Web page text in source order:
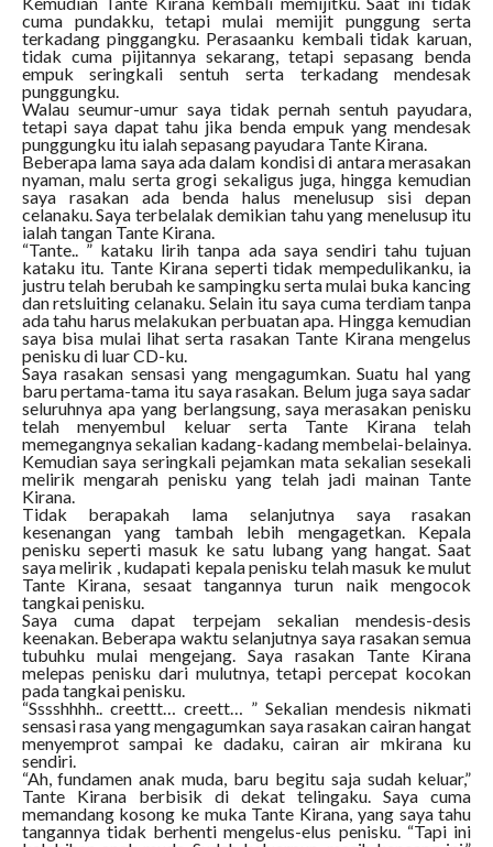
cuma pundakku, tetapi mulai memijit punggung serta
terkadang pinggangku. Perasaanku kembali tidak karuan,
tidak cuma pijitannya sekarang, tetapi sepasang benda
empuk seringkali sentuh serta terkadang mendesak
punggungku.
Walau seumur-umur saya tidak pernah sentuh payudara,
tetapi saya dapat tahu jika benda empuk yang mendesak
punggungku itu ialah sepasang payudara Tante Kirana.
Beberapa lama saya ada dalam kondisi di antara merasakan
nyaman, malu serta grogi sekaligus juga, hingga kemudian
saya rasakan ada benda halus menelusup sisi depan
celanaku. Saya terbelalak demikian tahu yang menelusup itu
ialah tangan Tante Kirana.
“Tante.. ” kataku lirih tanpa ada saya sendiri tahu tujuan
kataku itu. Tante Kirana seperti tidak mempedulikanku, ia
justru telah berubah ke sampingku serta mulai buka kancing
dan retsluiting celanaku. Selain itu saya cuma terdiam tanpa
ada tahu harus melakukan perbuatan apa. Hingga kemudian
saya bisa mulai lihat serta rasakan Tante Kirana mengelus
penisku di luar CD-ku.
Saya rasakan sensasi yang mengagumkan. Suatu hal yang
baru pertama-tama itu saya rasakan. Belum juga saya sadar
seluruhnya apa yang berlangsung, saya merasakan penisku
telah menyembul keluar serta Tante Kirana telah
memegangnya sekalian kadang-kadang membelai-belainya.
Kemudian saya seringkali pejamkan mata sekalian sesekali
melirik mengarah penisku yang telah jadi mainan Tante
Kirana.
Tidak berapakah lama selanjutnya saya rasakan
kesenangan yang tambah lebih mengagetkan. Kepala
penisku seperti masuk ke satu lubang yang hangat. Saat
saya melirik , kudapati kepala penisku telah masuk ke mulut
Tante Kirana, sesaat tangannya turun naik mengocok
tangkai penisku.
Saya cuma dapat terpejam sekalian mendesis-desis
keenakan. Beberapa waktu selanjutnya saya rasakan semua
tubuhku mulai mengejang. Saya rasakan Tante Kirana
melepas penisku dari mulutnya, tetapi percepat kocokan
pada tangkai penisku.
“Sssshhhh.. creettt… creett… ” Sekalian mendesis nikmati
sensasi rasa yang mengagumkan saya rasakan cairan hangat
menyemprot sampai ke dadaku, cairan air mkirana ku
sendiri.
“Ah, fundamen anak muda, baru begitu saja sudah keluar,”
Tante Kirana berbisik di dekat telingaku. Saya cuma
memandang kosong ke muka Tante Kirana, yang saya tahu
tangannya tidak berhenti mengelus-elus penisku. “Tapi ini